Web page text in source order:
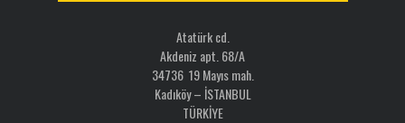
Atatürk cd.
Akdeniz apt. 68/A
34736 19 Mayıs mah.
Kadıköy – İSTANBUL
TÜRKİYE